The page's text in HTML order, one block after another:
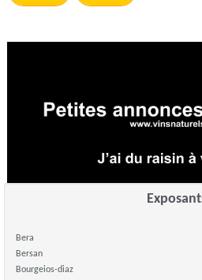
Bera
Bersan
Bourgeios-diaz